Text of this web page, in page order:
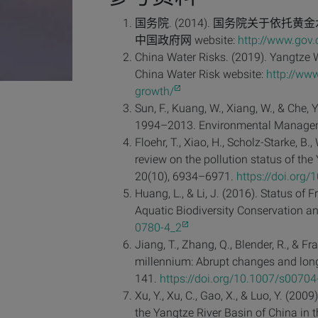
国务院. (2014). 国务院关于依托黄
中国政府网 website: http://
China Water Risks. (2019). Yangtze
China Water Risk website: http://
growth/
Sun, F., Kuang, W., Xiang, W., &
1994–2013. Environmental
Floehr, T., Xiao, H., Scholz-Starke,
review on the pollution status of the
20(10), 6934–6971. https://doi.org/
Huang, L., & Li, J. (2016). Status of
Aquatic Biodiversity Conservation
0780-4_2
Jiang, T., Zhang, Q., Blender, R., &
millennium: Abrupt changes and
141. https://doi.org/10.1007/
Xu, Y., Xu, C., Gao, X., & Luo, Y.
the Yangtze River Basin of China in